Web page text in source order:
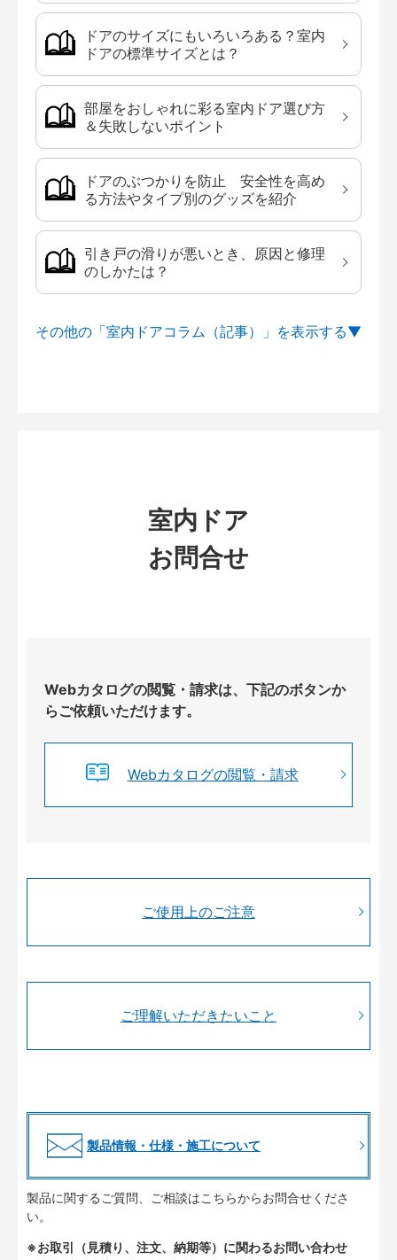
ドアのサイズにもいろいろある？室内
ドアの標準サイズとは？
部屋をおしゃれに彩る室内ドア選び方
＆失敗しないポイント
ドアのぶつかりを防止 安全性を高め
る方法やタイプ別のグッズを紹介
引き戸の滑りが悪いとき、原因と修理
のしかたは？
その他の「室内ドアコラム（記事）」を
室内ドア
お問合せ
Webカタログの閲覧・請求は、下記のボタンか
らご依頼いただけます。
Webカタログの閲覧・請求
ご使用上のご注意
ご理解いただきたいこと
製品情報・仕様・施工について
製品に関するご質問、ご相談はこちらからお問合せくださ
い。
※お取引（見積り、注文、納期等）に関わるお問い合わせ